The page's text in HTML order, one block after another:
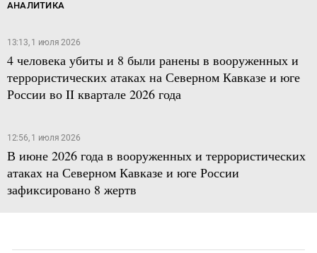
АНАЛИТИКА
13:13, 1 июля 2026
4 человека убиты и 8 были ранены в вооруженных и
террористических атаках на Северном Кавказе и юге
России во II квартале 2026 года
12:56, 1 июля 2026
В июне 2026 года в вооруженных и террористических
атаках на Северном Кавказе и юге России
зафиксировано 8 жертв